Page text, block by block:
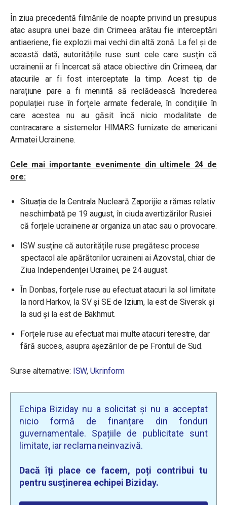
În ziua precedentă filmările de noapte privind un presupus
atac asupra unei baze din Crimeea arătau fie interceptări
antiaeriene, fie explozii mai vechi din altă zonă. La fel și de
această dată, autoritățile ruse sunt cele care susțin că
ucrainenii ar fi încercat să atace obiective din Crimeea, dar
atacurile ar fi fost interceptate la timp. Acest tip de
narațiune pare a fi menintă să reclădească încrederea
populației ruse în forțele armate federale, în condițiile în
care acestea nu au găsit încă nicio modalitate de
contracarare a sistemelor HIMARS furnizate de americani
Armatei Ucrainene.
Cele mai importante evenimente din ultimele 24 de
ore:
Situația de la Centrala Nucleară Zaporijie a rămas relativ
neschimbată pe 19 august, în ciuda avertizărilor Rusiei
că forțele ucrainene ar organiza un atac sau o provocare.
ISW susține că autoritățile ruse pregătesc procese
spectacol ale apărătorilor ucraineni ai Azovstal, chiar de
Ziua Independenței Ucrainei, pe 24 august.
În Donbas, forțele ruse au efectuat atacuri la sol limitate
la nord Harkov, la SV și SE de Izium, la est de Siversk și
la sud și la est de Bakhmut.
Forțele ruse au efectuat mai multe atacuri terestre, dar
fără succes, asupra așezărilor de pe Frontul de Sud.
Surse alternative: ISW,Ukrinform
Echipa Biziday nu a solicitat și nu a acceptat
nicio formă de finanțare din fonduri
guvernamentale. Spațiile de publicitate sunt
limitate, iar reclama neinvazivă.
Dacă îți place ce facem, poți contribui tu
pentru susținerea echipei Biziday.